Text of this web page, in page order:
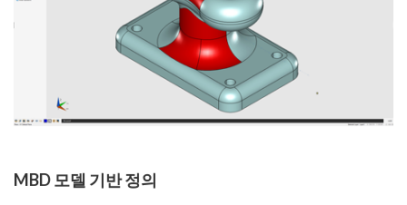
MBD 모델 기반 정의